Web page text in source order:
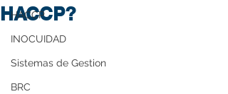
HACCP
INOCUIDAD
Sistemas de Gestion
BRC
HACCP?